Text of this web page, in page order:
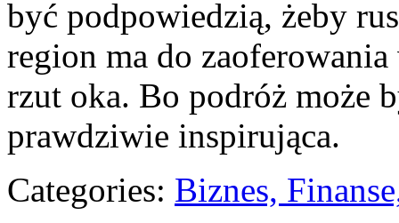
być podpowiedzią, żeby
region ma do
rzut oka. Bo podróż może
prawdziwie inspirująca.
Categories: Biznes,